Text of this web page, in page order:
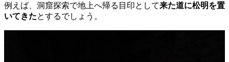
例えば、洞窟探索で地上へ帰る目印として来た道に松明を置
いてきたとするでしょう。